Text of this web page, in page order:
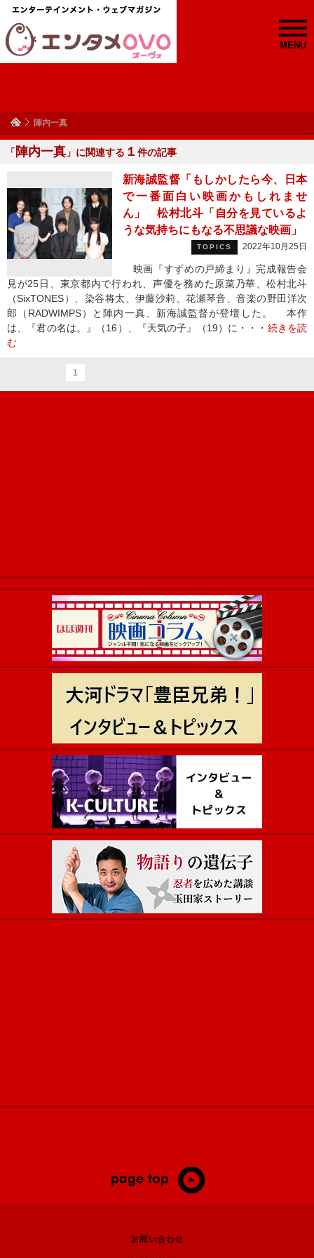
MENU
陣内一真
「陣内一真 」に関連する １ 件の記事
新海誠監督「もしかしたら今、日本
で一番面白い映画かもしれませ
ん」 松村北斗「自分を見ているよ
うな気持ちにもなる不思議な映画」
TOPICS 2022年10月25日
映画『すずめの戸締まり』完成報告会
見が25日、東京都内で行われ、声優を務めた原菜乃華、松村北斗
（SixTONES）、染谷将太、伊藤沙莉、花瀬琴音、音楽の野田洋次
郎（RADWIMPS）と陣内一真、新海誠監督が登壇した。 本作
は、『君の名は。』（16）、『天気の子』（19）に・・・ 続きを読
む
1